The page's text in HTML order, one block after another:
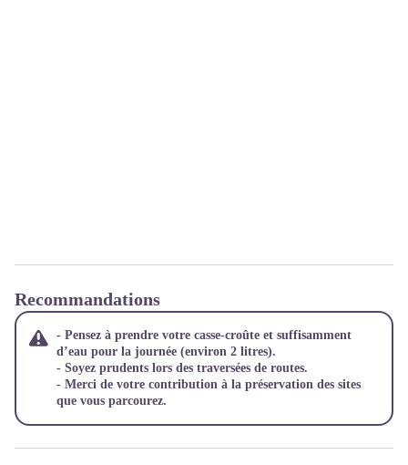
Recommandations
- Pensez à prendre votre casse-croûte et suffisamment
d’eau pour la journée (environ 2 litres).
- Soyez prudents lors des traversées de routes.
- Merci de votre contribution à la préservation des sites
que vous parcourez.